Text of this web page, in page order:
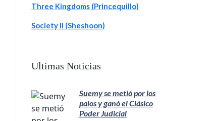
Three Kingdoms (Princequillo)
Society II (Sheshoon)
Ultimas Noticias
Suemy se metió por los
palos y ganó el Clásico
Poder Judicial